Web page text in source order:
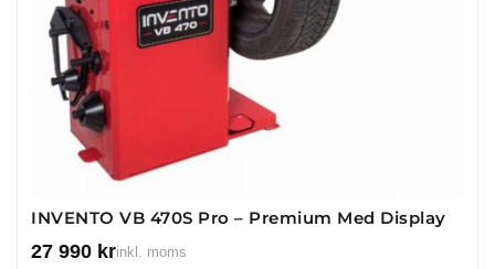
INVENTO VB 470S Pro – Premium Med Display
27 990 krinkl. moms